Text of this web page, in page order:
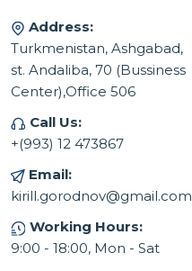
Address:
Turkmenistan, Ashgabad,
st. Andaliba, 70 (Bussiness
Center),Office 506
Call Us:
+(993) 12 473867
Email:
kirill.gorodnov@gmail.com
Working Hours:
9:00 - 18:00, Mon - Sat